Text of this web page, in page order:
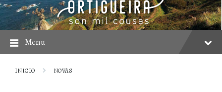
Skip
to
content
Skip
to
main
navigation
Skip
to
footer
Menu
INICIO NOVAS